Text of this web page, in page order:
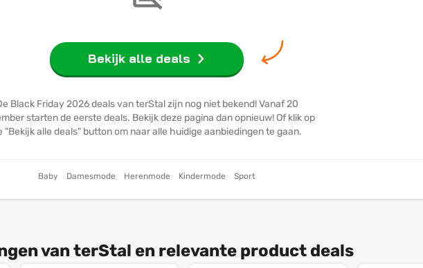
Bekijk alle deals
Black Friday 2026 deals van terStal zijn nog niet bekend! Vanaf 20
starten de eerste deals. Bekijk deze pagina dan opnieuw! Of klik op
"Bekijk alle deals" button om naar alle huidige aanbiedingen te gaan.
Baby Damesmode Herenmode Kindermode Sport
van terStal en relevante product deals